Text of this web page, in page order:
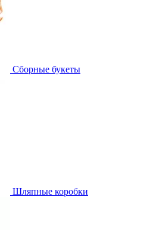
Сборные букеты
Шляпные коробки